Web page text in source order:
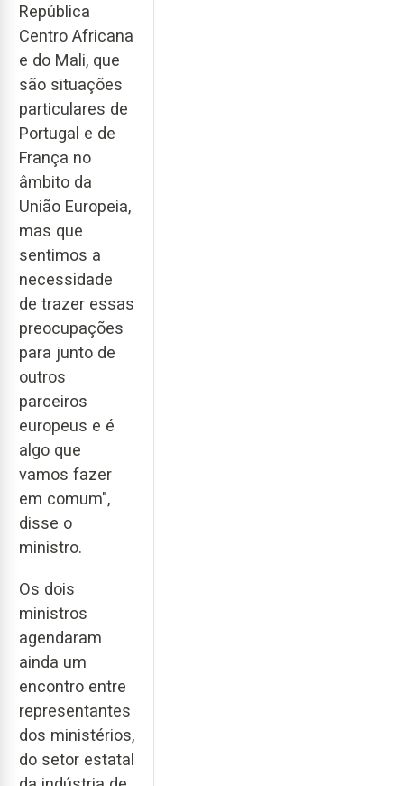
República
Centro Africana
e do Mali, que
são situações
particulares de
Portugal e de
França no
âmbito da
União Europeia,
mas que
sentimos a
necessidade
de trazer essas
preocupações
para junto de
outros
parceiros
europeus e é
algo que
vamos fazer
em comum",
disse o
ministro.
Os dois
ministros
agendaram
ainda um
encontro entre
representantes
dos ministérios,
do setor estatal